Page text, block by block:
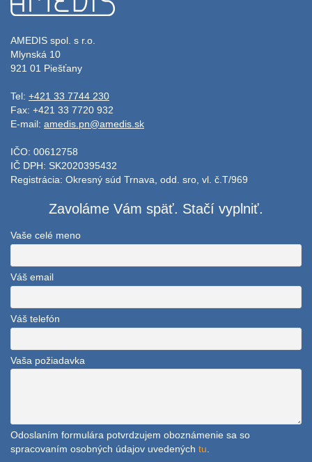
AMEDIS spol. s r.o.
Mlynská 10
921 01 Piešťany
Tel: +421 33 7744 230
Fax: +421 33 7720 932
E-mail: amedis.pn@amedis.sk
IČO: 00612758
IČ DPH: SK2020395432
Registrácia: Okresný súd Trnava, odd. sro, vl. č.T/969
Zavoláme Vám späť. Stačí vyplniť.
Vaše celé meno
Váš email
Váš telefón
Vaša požiadavka
Odoslaním formulára potvrdzujem oboznámenie sa so
spracovaním osobných údajov uvedených tu